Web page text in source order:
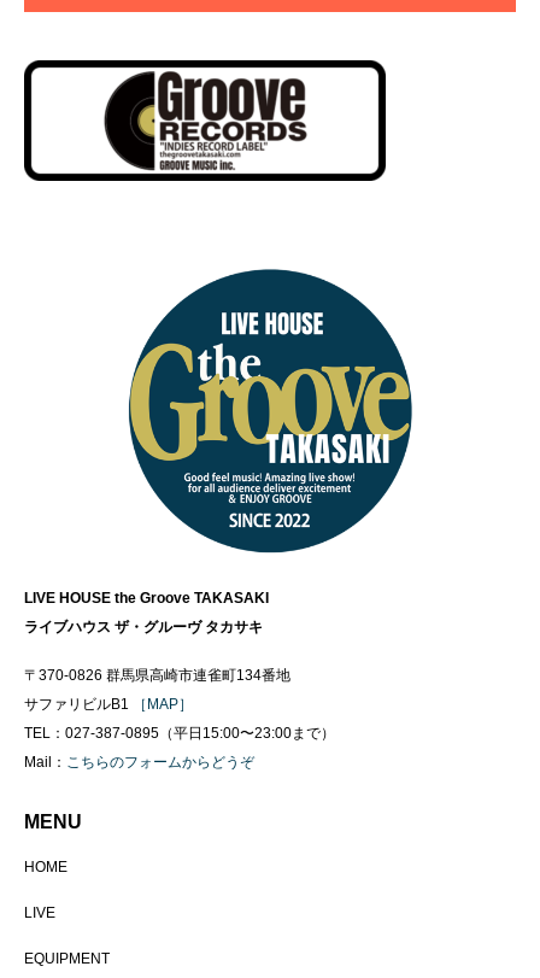
LIVE HOUSE the Groove TAKASAKI
ライブハウス ザ・グルーヴ タカサキ
〒370-0826 群馬県高崎市連雀町134番地
サファリビルB1
［MAP］
TEL：027-387-0895（平日15:00〜23:00まで）
Mail： こちらのフォームからどうぞ
MENU
HOME
LIVE
EQUIPMENT